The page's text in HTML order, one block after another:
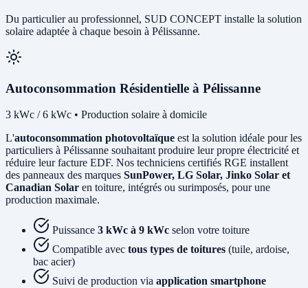
Du particulier au professionnel, SUD CONCEPT installe la solution
solaire adaptée à chaque besoin à Pélissanne.
Autoconsommation Résidentielle à Pélissanne
3 kWc / 6 kWc • Production solaire à domicile
L'autoconsommation photovoltaïque est la solution idéale pour les
particuliers à Pélissanne souhaitant produire leur propre électricité et
réduire leur facture EDF. Nos techniciens certifiés RGE installent
des panneaux des marques SunPower, LG Solar, Jinko Solar et
Canadian Solar en toiture, intégrés ou surimposés, pour une
production maximale.
Puissance 3 kWc à 9 kWc selon votre toiture
Compatible avec tous types de toitures (tuile, ardoise,
bac acier)
Suivi de production via application smartphone